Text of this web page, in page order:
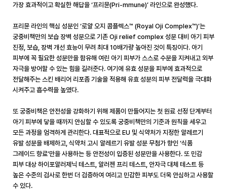
가장 효과적이고 확실한 해답을 ‘프리뮨(Pri-mmune)’ 라인으로 완성했다.
프리뮨 라인의 핵심 성분인 ‘로얄 오지 콤플렉스™ (Royal Oji Complex™)’는
궁중비책만의 보습 장벽 성분으로 기존 Oji relief complex 성분 대비 아기 피부
진정 보습 장벽 개선 효능이 무려 최대 10배가량 높아진 것이 특징이다. 아기
피부에 꼭 필요한 성분만을 함유해 여린 아기 피부가 스스로 수분을 지켜내고 외부
자극을 방어할 수 있는 힘을 길러준다. 여기에 유효 성분을 피부에 효과적으로
전달해주는 스킨 배리어 리포좀 기술을 적용해 유효 성분의 피부 전달력을 극대화
시켜주고 흡수력을 높였다.
또 궁중비책은 안전성을 강화하기 위해 제품이 만들어지는 첫 원료 선정 단계부터
아기 피부에 닿을 때까지 안심할 수 있도록 궁중비책만의 기준과 원칙을 세우고
모든 과정을 엄격하게 관리한다. 대표적으로 EU 및 식약처가 지정한 알레르기
유발 성분을 배제하고 식약처 고시 알레르기 유발 성분 무첨가 향인 ‘식품
그레이드 향료’만을 사용하는 등 안전성이 입증된 성분만을 사용한다. 또 민감
피부 대상 하이포알러제닉 테스트 알러젠 프리 테스트 안자극 대체 테스트 등
높은 수준의 검사로 한번 더 검증하여 여리고 민감한 피부도 더욱 안심하고 사용할
수 있다.